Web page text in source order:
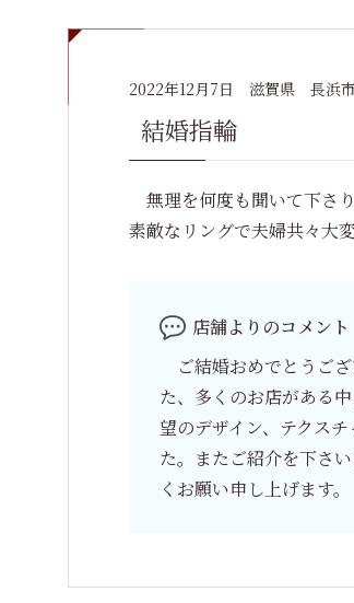
2022年12月7日 滋賀県 長浜
結婚指輪
無理を何度も聞いて下さ
素敵なリングで夫婦共々大
店舗よりのコメント
ご結婚おめでとうご
た、多くのお店がある
望のデザイン、テクス
た。またご紹介を下さ
くお願い申し上げます。